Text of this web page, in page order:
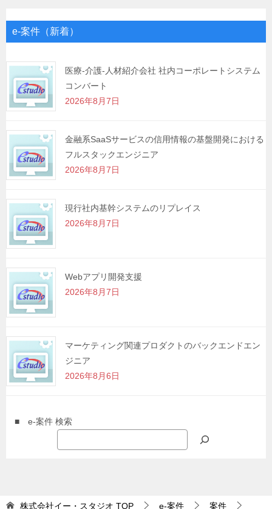
ゲ
シ
ョ
ン
e-案件（新着）
医療-介護-人材紹介会社 社内コーポレートシステム
コンバート
2026年8月7日
金融系SaaSサービスの信用情報の基盤開発における
フルスタックエンジニア
2026年8月7日
現行社内基幹システムのリプレイス
2026年8月7日
Webアプリ開発支援
2026年8月7日
マーケティング関連プロダクトのバックエンドエン
ジニア
2026年8月6日
■ e-案件 検索
株式会社イー・スタジオ TOP e-案件 案件